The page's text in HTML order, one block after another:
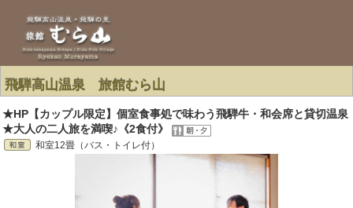
飛騨高山温泉 旅館むら山
★HP【カップル限定】個室食事処で味わう飛騨牛・和会席と貸切温泉
★大人の二人旅を満喫♪《2食付》
和室12畳（バス・トイレ付）